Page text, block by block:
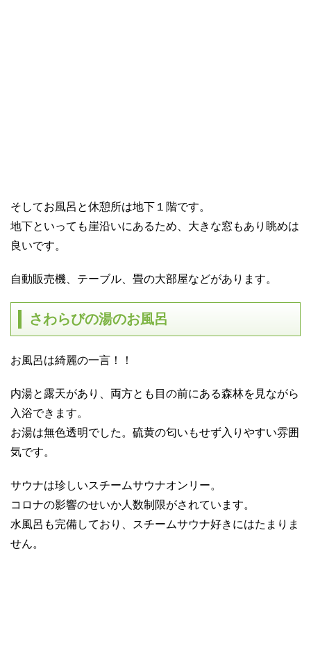
そしてお風呂と休憩所は地下１階です。
地下といっても崖沿いにあるため、大きな窓もあり眺めは
良いです。
自動販売機、テーブル、畳の大部屋などがあります。
さわらびの湯のお風呂
お風呂は綺麗の一言！！
内湯と露天があり、両方とも目の前にある森林を見ながら
入浴できます。
お湯は無色透明でした。硫黄の匂いもせず入りやすい雰囲
気です。
サウナは珍しいスチームサウナオンリー。
コロナの影響のせいか人数制限がされています。
水風呂も完備しており、スチームサウナ好きにはたまりま
せん。